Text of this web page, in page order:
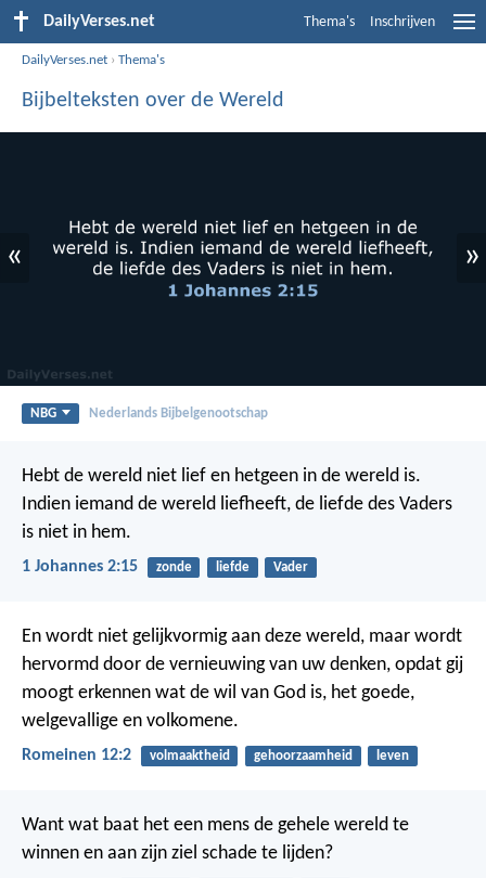
DailyVerses.net Thema's Inschrijven
DailyVerses.net ›Thema's
Bijbelteksten over de Wereld
« »
NBG Nederlands Bijbelgenootschap
Hebt de wereld niet lief en hetgeen in de wereld is.
Indien iemand de wereld liefheeft, de liefde des Vaders
is niet in hem.
1 Johannes 2:15 zonde liefde Vader
En wordt niet gelijkvormig aan deze wereld, maar wordt
hervormd door de vernieuwing van uw denken, opdat gij
moogt erkennen wat de wil van God is, het goede,
welgevallige en volkomene.
Romeinen 12:2 volmaaktheid gehoorzaamheid leven
Want wat baat het een mens de gehele wereld te
winnen en aan zijn ziel schade te lijden?